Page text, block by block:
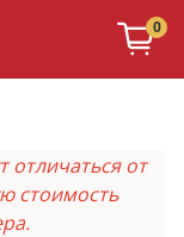
0
отличаться от
стоимость